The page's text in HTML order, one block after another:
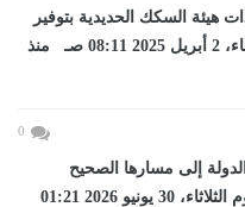
هيئة السكك الحديدية بتوفير
أماكن في رحلات...اليوم الأربعاء، 2 أبريل 2025 08:11 صـ منذ
0
أعادت الدولة إلى مسارها الصحيح
ورسخت دعائم الاستقرار...اليوم الثلاثاء، 30 يونيو 2026 01:21